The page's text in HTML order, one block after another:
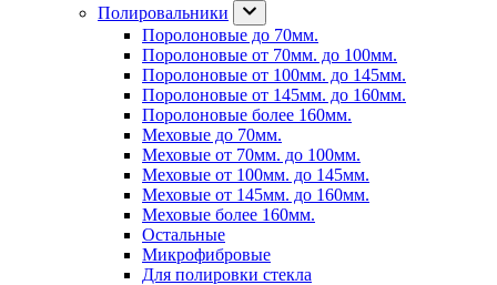
Полировальники
Поролоновые до 70мм.
Поролоновые от 70мм. до 100мм.
Поролоновые от 100мм. до 145мм.
Поролоновые от 145мм. до 160мм.
Поролоновые более 160мм.
Меховые до 70мм.
Меховые от 70мм. до 100мм.
Меховые от 100мм. до 145мм.
Меховые от 145мм. до 160мм.
Меховые более 160мм.
Остальные
Микрофибровые
Для полировки стекла